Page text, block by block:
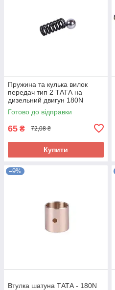
Пружина та кулька вилок
передач тип 2 ТАТА на
дизельний двигун 180N
Готово до відправки
65 ₴ 72,08 ₴
Купити
–9%
Втулка шатуна ТАТА - 180N